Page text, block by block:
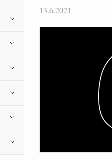
13.6.2021